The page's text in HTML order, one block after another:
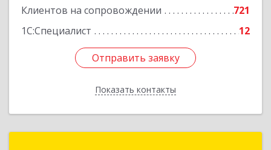
Клиентов на сопровождении
721
1С:Специалист
12
Отправить заявку
Показать контакты
Отправить заявку
Назад